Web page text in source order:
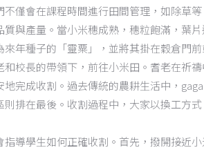
僅會在課程時間進行田間管理，如除草
與產量。當小米穗成熟，穗粒飽滿，葉
年種子的「靈粟」，並將其掛在穀倉門
校長的帶領下，前往小米田。耆老在祈
完成收割。過去傳統的農耕生活中，
排在最後。收割過程中，大家以換工方
導學生如何正確收割。首先，撥開接近